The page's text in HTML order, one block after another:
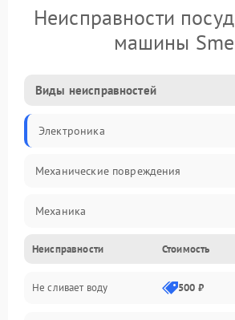
Неисправности
машины
Виды неисправностей
Электроника
Механические повреждения
Механика
Управление
Электропитание
Неисправности Стоимость
Не сливает воду 500 ₽